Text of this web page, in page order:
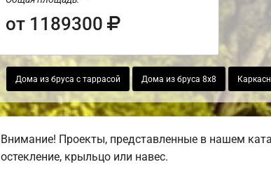
от 1189300
Дома из бруса с таррасой Дома из бруса 8х8
Внимание! Проекты, представленные в нашем
остекление, крыльцо или навес.